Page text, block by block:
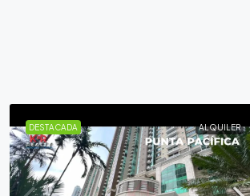
DESTACADA ALQUILER